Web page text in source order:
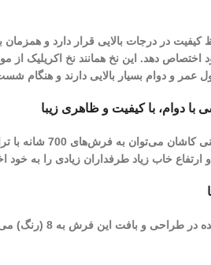
کیفیت در درجات بالایی قرار دارد و
اختصاص دهد. این نخ همانند نخ اکریلیک
عمر و دوام بسیار بالایی دارند و
خاب زیاد طرفداران زیادی را به
تعداد